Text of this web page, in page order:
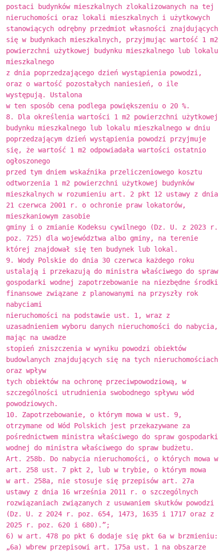
postaci budynków mieszkalnych zlokalizowanych na tej
nieruchomości oraz lokali mieszkalnych i użytkowych
stanowiących odrębny przedmiot własności znajdujących
się w budynkach mieszkalnych, przyjmując wartość 1 m2
powierzchni użytkowej budynku mieszkalnego lub lokalu
mieszkalnego
z dnia poprzedzającego dzień wystąpienia powodzi,
oraz o wartość pozostałych naniesień, o ile
występują. Ustalona
w ten sposób cena podlega powiększeniu o 20 %.
8. Dla określenia wartości 1 m2 powierzchni użytkowej
budynku mieszkalnego lub lokalu mieszkalnego w dniu
poprzedzającym dzień wystąpienia powodzi przyjmuje
się, że wartość 1 m2 odpowiadała wartości ostatnio
ogłoszonego
przed tym dniem wskaźnika przeliczeniowego kosztu
odtworzenia 1 m2 powierzchni użytkowej budynków
mieszkalnych w rozumieniu art. 2 pkt 12 ustawy z dnia
21 czerwca 2001 r. o ochronie praw lokatorów,
mieszkaniowym zasobie
gminy i o zmianie Kodeksu cywilnego (Dz. U. z 2023 r.
poz. 725) dla województwa albo gminy, na terenie
której znajdował się ten budynek lub lokal.
9. Wody Polskie do dnia 30 czerwca każdego roku
ustalają i przekazują do ministra właściwego do spraw
gospodarki wodnej zapotrzebowanie na niezbędne środki
finansowe związane z planowanymi na przyszły rok
nabyciami
nieruchomości na podstawie ust. 1, wraz z
uzasadnieniem wyboru danych nieruchomości do nabycia,
mając na uwadze
stopień zniszczenia w wyniku powodzi obiektów
budowlanych znajdujących się na tych nieruchomościach
oraz wpływ
tych obiektów na ochronę przeciwpowodziową, w
szczególności utrudnienia swobodnego spływu wód
powodziowych.
10. Zapotrzebowanie, o którym mowa w ust. 9,
otrzymane od Wód Polskich jest przekazywane za
pośrednictwem ministra właściwego do spraw gospodarki
wodnej do ministra właściwego do spraw budżetu.
Art. 258b. Do nabycia nieruchomości, o których mowa w
art. 258 ust. 7 pkt 2, lub w trybie, o którym mowa
w art. 258a, nie stosuje się przepisów art. 27a
ustawy z dnia 16 września 2011 r. o szczególnych
rozwiązaniach związanych z usuwaniem skutków powodzi
(Dz. U. z 2024 r. poz. 654, 1473, 1635 i 1717 oraz z
2025 r. poz. 620 i 680).”;
6) w art. 478 po pkt 6 dodaje się pkt 6a w brzmieniu:
„6a) wbrew przepisowi art. 175a ust. 1 na obszarze